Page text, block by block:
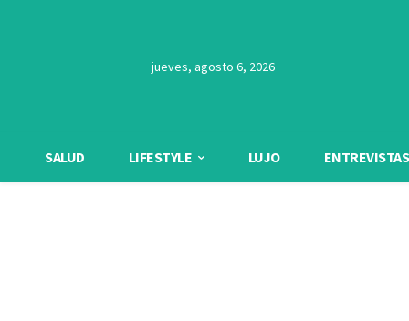
jueves, agosto 6, 2026
SALUD LIFESTYLE LUJO ENTREVISTAS